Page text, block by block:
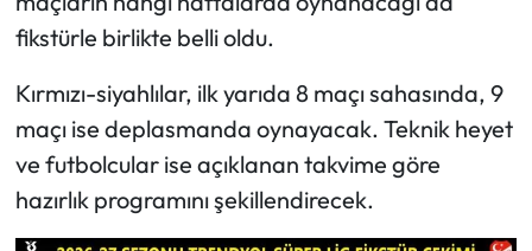
fikstürle birlikte belli oldu.
Kırmızı-siyahlılar, ilk yarıda 8 maçı sahasında, 9
maçı ise deplasmanda oynayacak. Teknik heyet
ve futbolcular ise açıklanan takvime göre
hazırlık programını şekillendirecek.